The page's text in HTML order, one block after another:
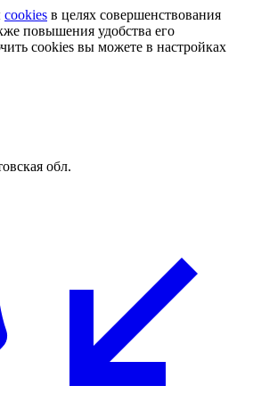
cookies в целях совершенствования
повышения удобства его
cookies вы можете в настройках
обл.